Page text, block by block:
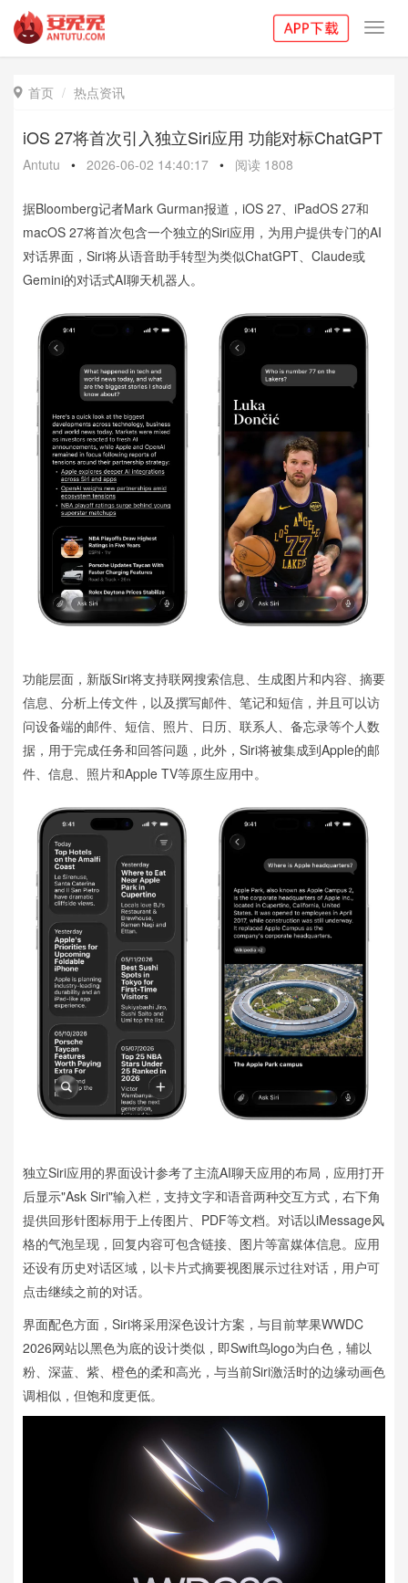
 首页 热点资讯
iOS 27将首次引入独立Siri应用 功能对标ChatGPT
Antutu • 2026-06-02 14:40:17 • 阅读 1808
据Bloomberg记者Mark Gurman报道，iOS 27、iPadOS 27和
macOS 27将首次包含一个独立的Siri应用，为用户提供专门的AI
对话界面，Siri将从语音助手转型为类似ChatGPT、Claude或
Gemini的对话式AI聊天机器人。
功能层面，新版Siri将支持联网搜索信息、生成图片和内容、摘要
信息、分析上传文件，以及撰写邮件、笔记和短信，并且可以访
问设备端的邮件、短信、照片、日历、联系人、备忘录等个人数
据，用于完成任务和回答问题，此外，Siri将被集成到Apple的邮
件、信息、照片和Apple TV等原生应用中。
独立Siri应用的界面设计参考了主流AI聊天应用的布局，应用打开
后显示"Ask Siri"输入栏，支持文字和语音两种交互方式，右下角
提供回形针图标用于上传图片、PDF等文档。对话以iMessage风
格的气泡呈现，回复内容可包含链接、图片等富媒体信息。应用
还设有历史对话区域，以卡片式摘要视图展示过往对话，用户可
点击继续之前的对话。
界面配色方面，Siri将采用深色设计方案，与目前苹果WWDC
2026网站以黑色为底的设计类似，即Swift鸟logo为白色，辅以
粉、深蓝、紫、橙色的柔和高光，与当前Siri激活时的边缘动画色
调相似，但饱和度更低。